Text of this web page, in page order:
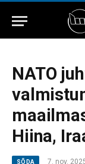
NATO
Hiina,
SÕDA 7. nov.